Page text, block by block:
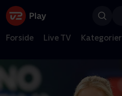
Forside Live TV Kategorier